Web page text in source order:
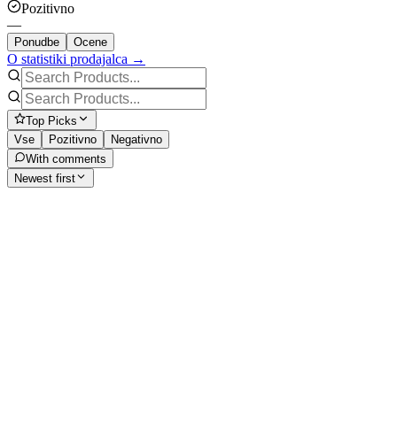
Pozitivno
—
Ponudbe Ocene
O statistiki prodajalca →
Top Picks
Vse
Pozitivno
Negativno
With comments
Newest first